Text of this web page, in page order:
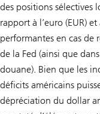
des positions sélectives
rapport à l’euro (EUR)
performantes en cas de
de la Fed (ainsi que
douane). Bien que les
déficits américains
dépréciation du dollar